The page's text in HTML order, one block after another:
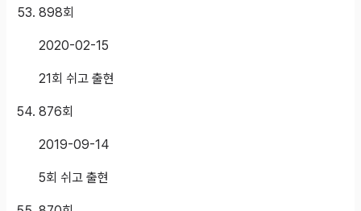
898회
2020-02-15
21회 쉬고 출현
876회
2019-09-14
5회 쉬고 출현